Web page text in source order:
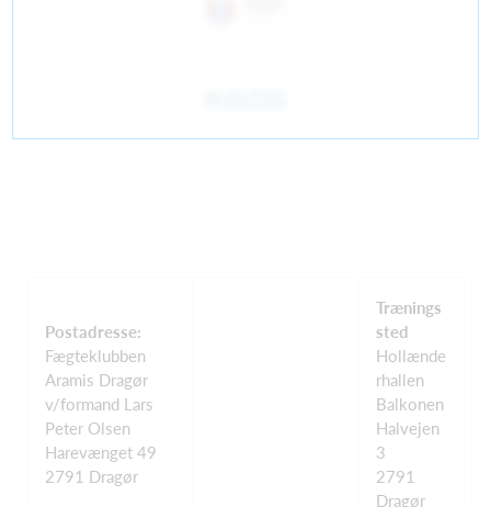
Postadresse:
Fægteklubben
Aramis Dragør
v/formand Lars
Peter Olsen
Harevænget 49
2791 Dragør
Trænings
sted
Hollænde
rhallen
Balkonen
Halvejen
3
2791
Dragør